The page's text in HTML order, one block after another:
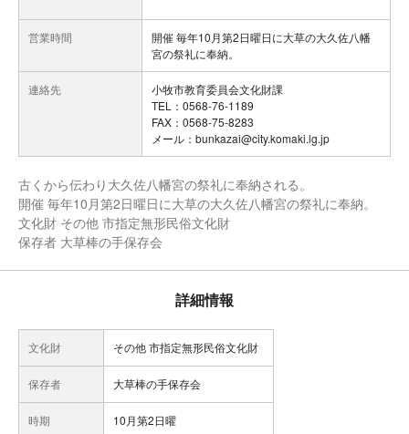
営業時間
開催 毎年10月第2日曜日に大草の大久佐八幡
宮の祭礼に奉納。
連絡先
小牧市教育委員会文化財課
TEL：0568-76-1189
FAX：0568-75-8283
メール：bunkazai@city.komaki.lg.jp
古くから伝わり大久佐八幡宮の祭礼に奉納される。
開催 毎年10月第2日曜日に大草の大久佐八幡宮の祭礼に奉納。
文化財 その他 市指定無形民俗文化財
保存者 大草棒の手保存会
詳細情報
文化財 その他 市指定無形民俗文化財
保存者 大草棒の手保存会
時期 10月第2日曜